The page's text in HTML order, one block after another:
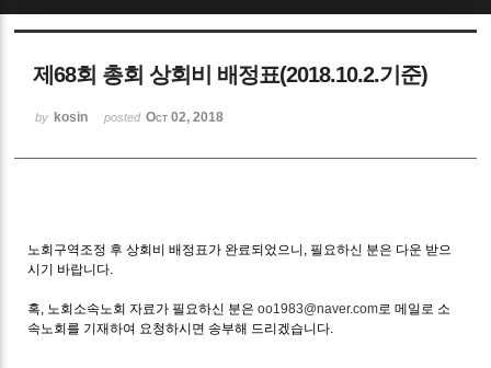
제68회 총회 상회비 배정표(2018.10.2.기준)
by kosin posted Oct 02, 2018
노회구역조정 후 상회비 배정표가 완료되었으니, 필요하신 분은 다운 받으
시기 바랍니다.
혹, 노회소속노회 자료가 필요하신 분은oo1983@naver.com로 메일로 소
속노회를 기재하여 요청하시면 송부해 드리겠습니다.
Sketchbook5, 스케치북5
Sketchbook5, 스케치북5